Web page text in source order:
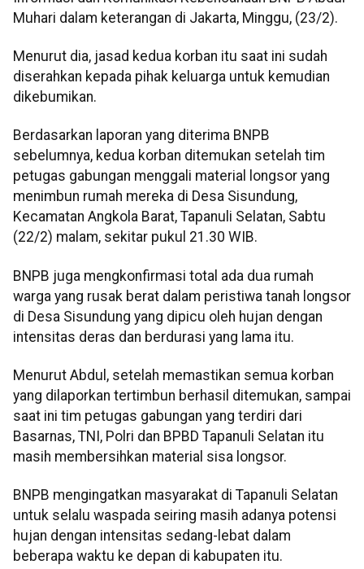
Muhari dalam keterangan di Jakarta, Minggu, (23/2).
Menurut dia, jasad kedua korban itu saat ini sudah
diserahkan kepada pihak keluarga untuk kemudian
dikebumikan.
Berdasarkan laporan yang diterima BNPB
sebelumnya, kedua korban ditemukan setelah tim
petugas gabungan menggali material longsor yang
menimbun rumah mereka di Desa Sisundung,
Kecamatan Angkola Barat, Tapanuli Selatan, Sabtu
(22/2) malam, sekitar pukul 21.30 WIB.
BNPB juga mengkonfirmasi total ada dua rumah
warga yang rusak berat dalam peristiwa tanah longsor
di Desa Sisundung yang dipicu oleh hujan dengan
intensitas deras dan berdurasi yang lama itu.
Menurut Abdul, setelah memastikan semua korban
yang dilaporkan tertimbun berhasil ditemukan, sampai
saat ini tim petugas gabungan yang terdiri dari
Basarnas, TNI, Polri dan BPBD Tapanuli Selatan itu
masih membersihkan material sisa longsor.
BNPB mengingatkan masyarakat di Tapanuli Selatan
untuk selalu waspada seiring masih adanya potensi
hujan dengan intensitas sedang-lebat dalam
beberapa waktu ke depan di kabupaten itu.